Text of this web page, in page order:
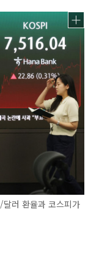
러 환율과 코스피가